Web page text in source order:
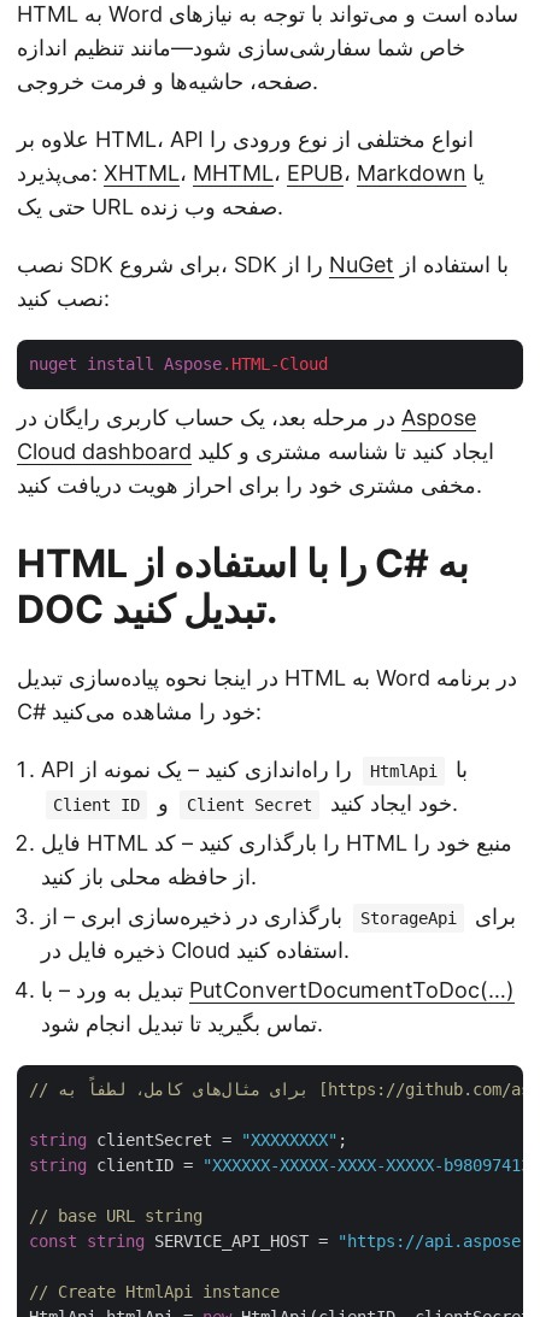
HTML به Word ساده است و می‌تواند با توجه به نیازهای
خاص شما سفارشی‌سازی شود—مانند تنظیم اندازه
صفحه، حاشیه‌ها و فرمت خروجی.
علاوه بر HTML، API انواع مختلفی از نوع ورودی را
می‌پذیرد: XHTML، MHTML، EPUB، Markdown
حتی یک URL صفحه وب زنده.
NuGet
نصب کنید:
nuget install Aspose.HTML-Cloud
Aspose
Cloud dashboard
مخفی مشتری خود را برای احراز هویت دریافت کنید.
HTML را با استفاده از C# به
DOC تبدیل کنید.
در اینجا نحوه پیاده‌سازی تبدیل HTML به Word در برنامه
C# خود را مشاهده می‌کنید:
HtmlApi با
Client ID Client Secret
خود ایجاد کنید.
فایل HTML را بارگذاری کنید – کد HTML منبع خود را
از حافظه محلی باز کنید.
StorageApi
ذخیره فایل در Cloud استفاده کنید.
PutConvertDocumentToDoc(…)
تماس بگیرید تا تبدیل انجام شود.
string clientSecret = "XXXXXXXX"
string clientID = "XXXXXX-XXXXX-XXXX-XXXXX-
// base URL string
const
string SERVICE_API_HOST = "https://
// Create HtmlApi instance